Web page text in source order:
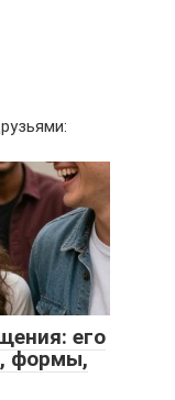
его
формы,